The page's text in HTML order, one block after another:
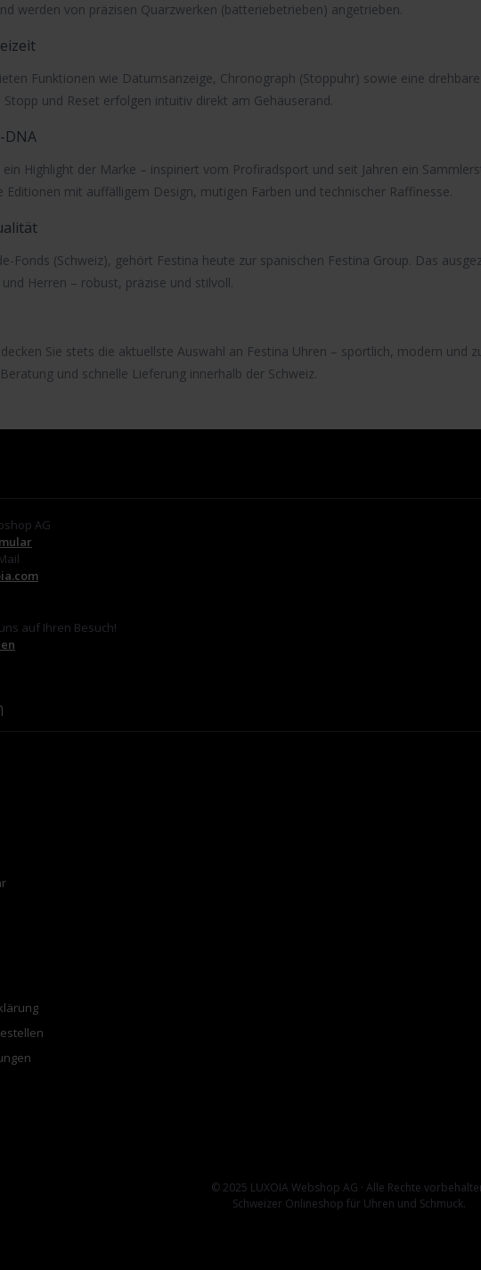
werden von präzisen Quarzwerken (batteriebetrieben) angetrieben.
Funktionen wie Datumsanzeige, Chronograph (Stoppuhr) sowie eine
und Reset erfolgen intuitiv direkt am Gehäuserand.
DNA
ein Highlight der Marke – inspiriert vom Profiradsport und seit Jahren ein
Editionen mit auffälligem Design, mutigen Farben und technischer Raffinesse.
Fonds (Schweiz), gehört Festina heute zur spanischen Festina Group. Das
Herren – robust, präzise und stilvoll.
Sie stets die aktuellste Auswahl an Festina Uhren – sportlich, modern und
und schnelle Lieferung innerhalb der Schweiz.
AG
auf Ihren Besuch!
© 2025 LUXOIA Webshop AG · Alle Rechte
Schweizer Onlineshop für Uhren und Schmuck.